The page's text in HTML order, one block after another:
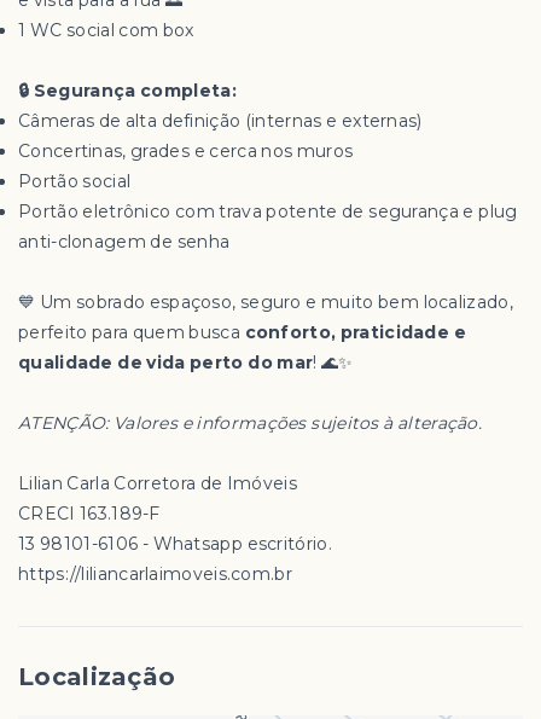
1 WC social com box
🔒 Segurança completa:
Câmeras de alta definição (internas e externas)
Concertinas, grades e cerca nos muros
Portão social
Portão eletrônico com trava potente de segurança e plug
anti-clonagem de senha
💙 Um sobrado espaçoso, seguro e muito bem localizado,
perfeito para quem busca conforto, praticidade e
qualidade de vida perto do mar! 🌊✨
ATENÇÃO: Valores e informações sujeitos à alteração.
Lilian Carla Corretora de Imóveis
CRECI 163.189-F
13 98101-6106 - Whatsapp escritório.
https://liliancarlaimoveis.com.br
Localização